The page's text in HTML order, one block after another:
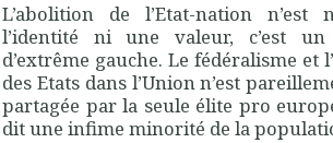
L’abolition de l’Etat-nation
l’identité ni une valeur, c’est
d’extrême gauche. Le fédéralisme et
des Etats dans l’Union n’est
partagée par la seule élite pro
dit une infime minorité de la